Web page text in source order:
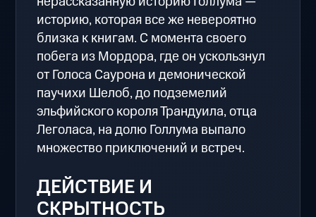
историю, которая все же невероятно
близка к книгам. С момента своего
побега из Мордора, где он ускользнул
от Голоса Саурона и демонической
паучихи Шелоб, до подземелий
эльфийского короля Трандуила, отца
Леголаса, на долю Голлума выпало
множество приключений и встреч.
ДЕЙСТВИЕ И
СКРЫТНОСТЬ